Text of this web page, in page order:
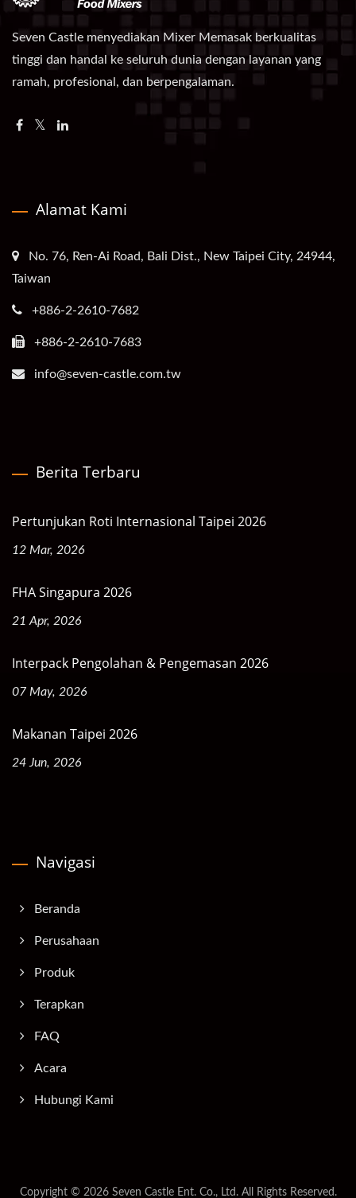
Seven Castle menyediakan Mixer Memasak berkualitas
tinggi dan handal ke seluruh dunia dengan layanan yang
ramah, profesional, dan berpengalaman.
Alamat Kami
No. 76, Ren-Ai Road, Bali Dist., New Taipei City, 24944,
Taiwan
+886-2-2610-7682
+886-2-2610-7683
info@seven-castle.com.tw
Berita Terbaru
Pertunjukan Roti Internasional Taipei 2026
12 Mar, 2026
FHA Singapura 2026
21 Apr, 2026
Interpack Pengolahan & Pengemasan 2026
07 May, 2026
Makanan Taipei 2026
24 Jun, 2026
Navigasi
Beranda
Perusahaan
Produk
Terapkan
FAQ
Acara
Hubungi Kami
Copyright © 2026 Seven Castle Ent. Co., Ltd.All Rights Reserved.